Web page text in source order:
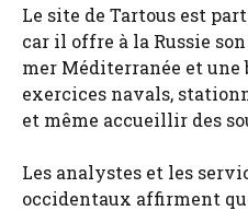
Le site de Tartous est
car il offre à la Russie
mer Méditerranée et une
exercices navals,
et même accueillir des
Les analystes et les
occidentaux affirment